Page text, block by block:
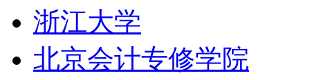
浙江大学
北京会计专修学院